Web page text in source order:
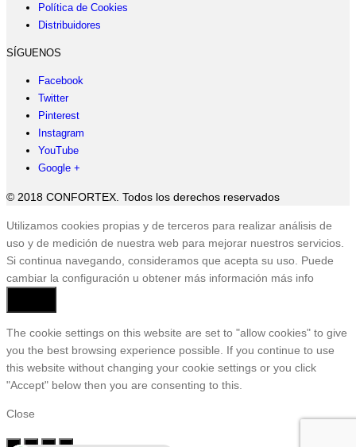
Política de Cookies
Distribuidores
SÍGUENOS
Facebook
Twitter
Pinterest
Instagram
YouTube
Google +
© 2018 CONFORTEX. Todos los derechos reservados
Ir
a
Tienda
Utilizamos cookies propias y de terceros para realizar análisis de
uso y de medición de nuestra web para mejorar nuestros servicios.
Si continua navegando, consideramos que acepta su uso. Puede
cambiar la configuración u obtener más información más info
The cookie settings on this website are set to "allow cookies" to give
you the best browsing experience possible. If you continue to use
this website without changing your cookie settings or you click
"Accept" below then you are consenting to this.
Close